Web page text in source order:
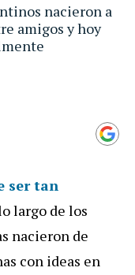
nacieron a
amigos y hoy
ser tan
largo de los
nacieron de
con ideas en